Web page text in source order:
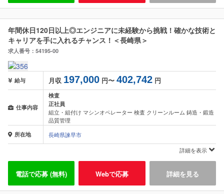
年間休日120日以上◎エンジニアに未経験から挑戦！確かな技術と
キャリアを手に入れるチャンス！＜長崎県＞
求人番号：54195-00
給与 月収 197,000 円〜 402,742 円
仕事内容
検査
正社員
組立・組付け マシンオペレーター 検査 クリーンルーム 鋳造・鍛造
品質管理
所在地
長崎県諫早市
詳細を表示
電話で応募 (無料) Webで応募 詳細を見る